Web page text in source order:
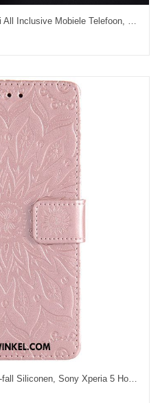
Sony Xperia 5 Hoesje Leren Etui All Inclusive Mobiele Telefoon, Sony Xperia 5 Hoesje Folio Anti-fall Braun
Sony Xperia 5 Hoesje Hoes Anti-fall Siliconen, Sony Xperia 5 Hoesje Bescherming Mobiele Telefoon